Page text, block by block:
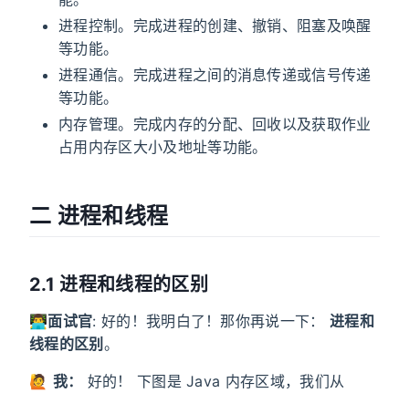
进程控制。完成进程的创建、撤销、阻塞及唤醒
等功能。
进程通信。完成进程之间的消息传递或信号传递
等功能。
内存管理。完成内存的分配、回收以及获取作业
占用内存区大小及地址等功能。
二 进程和线程
2.1 进程和线程的区别
👨‍💻面试官: 好的！我明白了！那你再说一下：进程和
线程的区别 。
🙋 我：
好的！ 下图是 Java 内存区域，我们从